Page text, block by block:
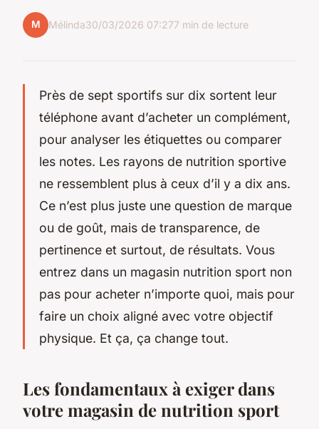
M Mélinda30/03/2026 07:277 min de lecture
Près de sept sportifs sur dix sortent leur
téléphone avant d’acheter un complément,
pour analyser les étiquettes ou comparer
les notes. Les rayons de nutrition sportive
ne ressemblent plus à ceux d’il y a dix ans.
Ce n’est plus juste une question de marque
ou de goût, mais de transparence, de
pertinence et surtout, de résultats. Vous
entrez dans un magasin nutrition sport non
pas pour acheter n’importe quoi, mais pour
faire un choix aligné avec votre objectif
physique. Et ça, ça change tout.
Les fondamentaux à exiger dans
votre magasin de nutrition sport